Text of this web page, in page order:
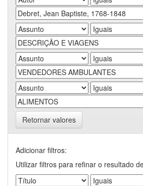
Retornar valores
Adicionar filtros:
Utilizar filtros para refinar o resultado